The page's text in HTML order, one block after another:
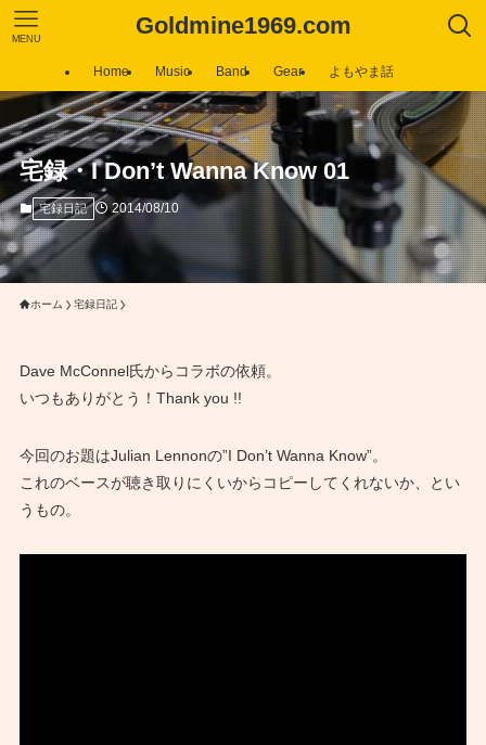
Goldmine1969.com
MENU
Home Music Band Gear よもやま話
宅録・I Don’t Wanna Know 01
宅録日記 2014/08/10
ホーム 宅録日記
Dave McConnel氏からコラボの依頼。
いつもありがとう！Thank you !!
今回のお題はJulian Lennonの”I Don’t Wanna Know”。
これのベースが聴き取りにくいからコピーしてくれないか、とい
うもの。